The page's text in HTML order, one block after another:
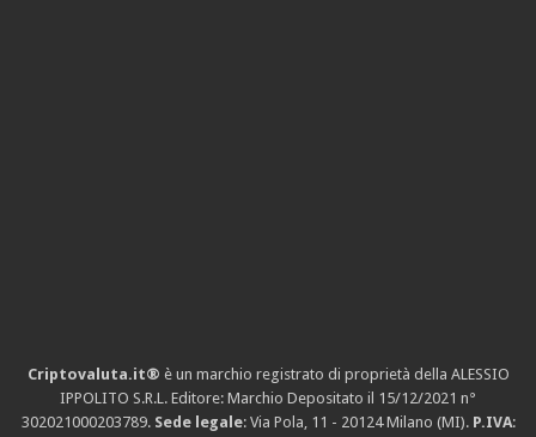
Criptovaluta.it® è un marchio registrato di proprietà della ALESSIO
IPPOLITO S.R.L. Editore: Marchio Depositato il 15/12/2021 n°
302021000203789. Sede legale: Via Pola, 11 - 20124 Milano (MI). P.IVA: